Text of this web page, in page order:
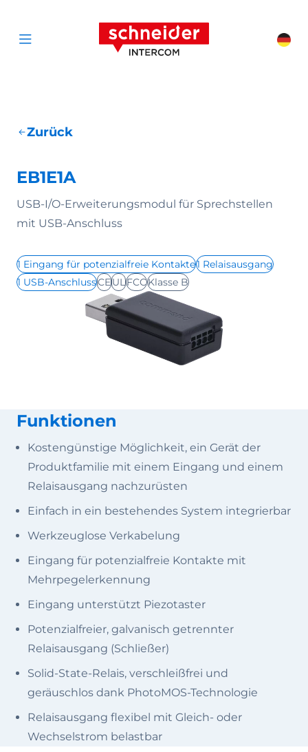
Open menu
Schneider
Zurück
EB1E1A
USB-I/O-Erweiterungsmodul für Sprechstellen
mit USB-Anschluss
1 Eingang für potenzialfreie Kontakte1 Relaisausgang
1 USB-AnschlussCEULFCCKlasse B
Funktionen
Kostengünstige Möglichkeit, ein Gerät der
Produktfamilie mit einem Eingang und einem
Relaisausgang nachzurüsten
Einfach in ein bestehendes System integrierbar
Werkzeuglose Verkabelung
Eingang für potenzialfreie Kontakte mit
Mehrpegelerkennung
Eingang unterstützt Piezotaster
Potenzialfreier, galvanisch getrennter
Relaisausgang (Schließer)
Solid-State-Relais, verschleißfrei und
geräuschlos dank PhotoMOS-Technologie
Relaisausgang flexibel mit Gleich- oder
Wechselstrom belastbar